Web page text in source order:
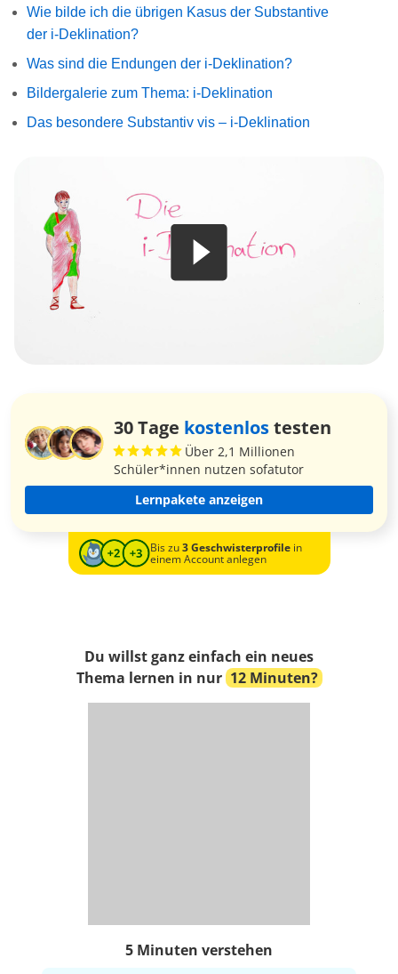
Wie bilde ich die übrigen Kasus der Substantive
der i-Deklination?
Was sind die Endungen der i-Deklination?
Bildergalerie zum Thema: i-Deklination
Das besondere Substantiv vis – i-Deklination
30 Tage kostenlostesten
Über 2,1 Millionen
Schüler*innen nutzen sofatutor
Lernpakete anzeigen
Bis zu3 Geschwisterprofilein
einem Account anlegen
Du willst ganz einfach ein neues
Thema lernen in nur 12 Minuten?
5 Minuten verstehen